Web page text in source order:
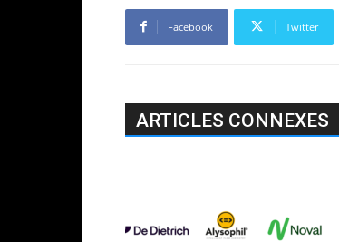
Facebook Twitter
ARTICLES CONNEXES